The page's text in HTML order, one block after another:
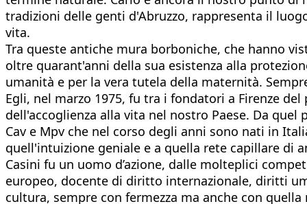
tradizioni delle genti d'Abruzzo, rappresenta il
vita.
Tra queste antiche mura borboniche, che hanno
oltre quarant'anni della sua esistenza alla
umanità e per la vera tutela della maternità.
Egli, nel marzo 1975, fu tra i fondatori a Firenze
dell'accoglienza alla vita nel nostro Paese. Da
Cav e Mpv che nel corso degli anni sono nati in
quell'intuizione geniale e a quella rete capillare di
Casini fu un uomo d’azione, dalle molteplici
europeo, docente di diritto internazionale, diritti
cultura, sempre con fermezza ma anche con